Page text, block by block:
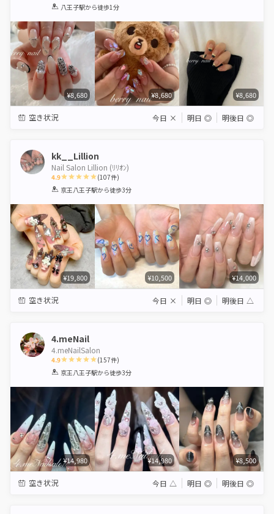
1 2 3 4 5
八王子駅から徒歩1分
¥8,680 ¥8,680 ¥8,680
空き状況 今日 × 明日 ◎ 明後日 ◎
kk__Lillion
Nail Salon Lillion (ﾘﾘｵﾝ)
4.9
1 2 3 4 5
(107件)
京王八王子駅から徒歩3分
¥19,800 ¥10,500 ¥14,000
空き状況 今日 × 明日 ◎ 明後日 △
4.meNail
4.meNailSalon
4.9
1 2 3 4 5
(157件)
京王八王子駅から徒歩3分
¥14,980 ¥14,980 ¥8,500
空き状況 今日 △ 明日 ◎ 明後日 ◎